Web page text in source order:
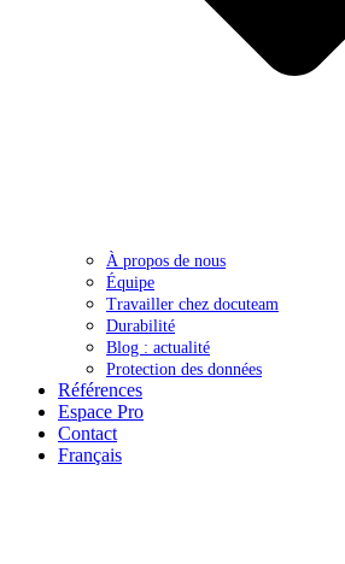
À propos de nous
Équipe
Travailler chez docuteam
Durabilité
Blog : actualité
Protection des données
Références
Espace Pro
Contact
Français